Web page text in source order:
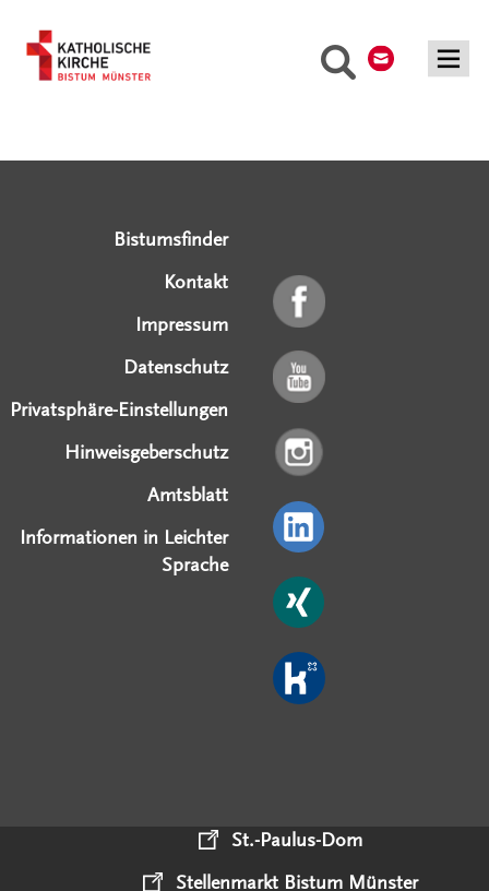
Suche
Bistumsfinder
Kontakt
Impressum
Datenschutz
Privatsphäre-Einstellungen
Hinweisgeberschutz
Amtsblatt
Informationen in Leichter
Sprache
St.-Paulus-Dom
Stellenmarkt Bistum Münster